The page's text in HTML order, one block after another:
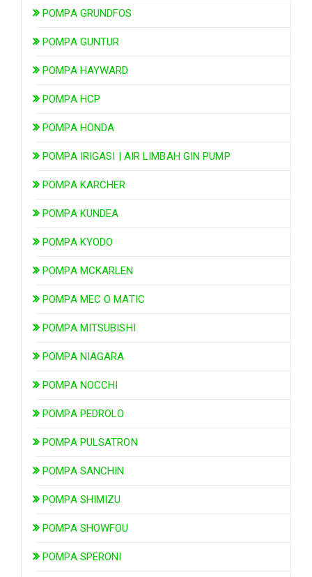
POMPA GRUNDFOS
POMPA GUNTUR
POMPA HAYWARD
POMPA HCP
POMPA HONDA
POMPA IRIGASI | AIR LIMBAH GIN PUMP
POMPA KARCHER
POMPA KUNDEA
POMPA KYODO
POMPA MCKARLEN
POMPA MEC O MATIC
POMPA MITSUBISHI
POMPA NIAGARA
POMPA NOCCHI
POMPA PEDROLO
POMPA PULSATRON
POMPA SANCHIN
POMPA SHIMIZU
POMPA SHOWFOU
POMPA SPERONI